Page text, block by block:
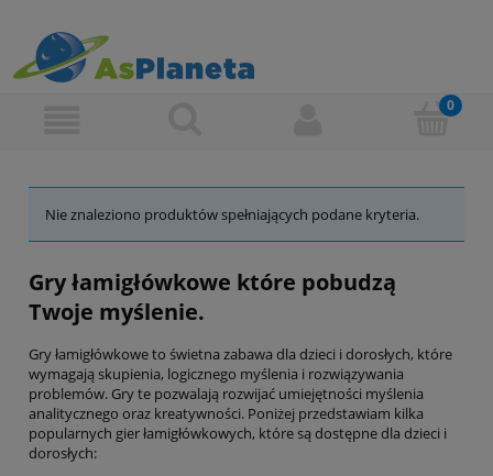
Nie znaleziono produktów spełniających podane kryteria.
Gry łamigłówkowe które pobudzą
Twoje myślenie.
Gry łamigłówkowe to świetna zabawa dla dzieci i dorosłych, które
wymagają skupienia, logicznego myślenia i rozwiązywania
problemów. Gry te pozwalają rozwijać umiejętności myślenia
analitycznego oraz kreatywności. Poniżej przedstawiam kilka
popularnych gier łamigłówkowych, które są dostępne dla dzieci i
dorosłych: